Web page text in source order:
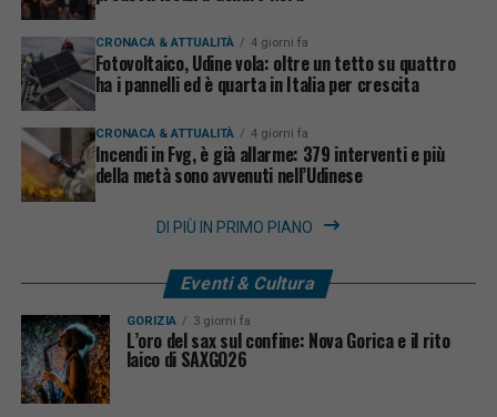
CRONACA & ATTUALITÀ 4 giorni fa
Fotovoltaico, Udine vola: oltre un tetto su quattro
ha i pannelli ed è quarta in Italia per crescita
CRONACA & ATTUALITÀ 4 giorni fa
Incendi in Fvg, è già allarme: 379 interventi e più
della metà sono avvenuti nell’Udinese
DI PIÙ IN PRIMO PIANO
Eventi & Cultura
GORIZIA 3 giorni fa
L’oro del sax sul confine: Nova Gorica e il rito
laico di SAXGO26